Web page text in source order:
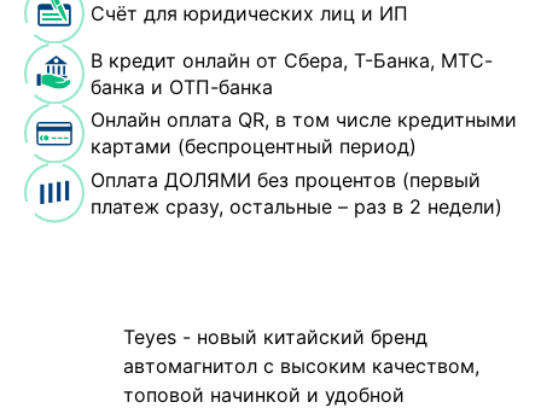
Счёт для юридических лиц и ИП
В кредит онлайн от Сбера, Т-Банка, МТС-
банка и ОТП-банка
Онлайн оплата QR, в том числе кредитными
картами (беспроцентный период)
Оплата ДОЛЯМИ без процентов (первый
платеж сразу, остальные – раз в 2 недели)
Teyes - новый китайский бренд
автомагнитол с высоким качеством,
топовой начинкой и удобной